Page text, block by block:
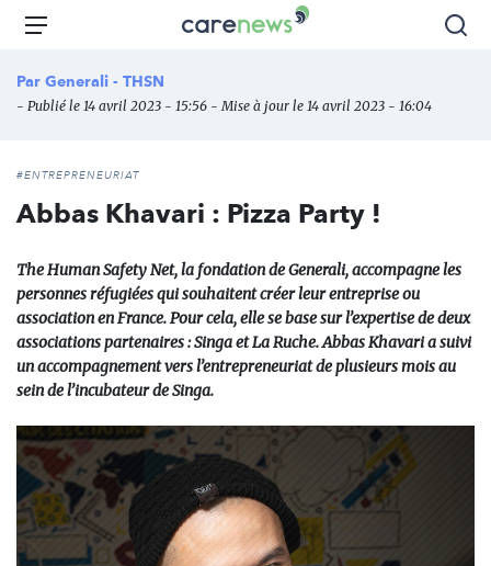
Aller
principal
Carenews,
des
Menu
Par Generali - THSN
- Publié le 14 avril 2023 - 15:56 - Mise à jour le 14 avril 2023 - 16:04
#ENTREPRENEURIAT
Abbas Khavari : Pizza Party !
The Human Safety Net, la fondation de Generali, accompagne les
personnes réfugiées qui souhaitent créer leur entreprise ou
association en France. Pour cela, elle se base sur l’expertise de deux
associations partenaires : Singa et La Ruche. Abbas Khavari a suivi
un accompagnement vers l’entrepreneuriat de plusieurs mois au
sein de l’incubateur de Singa.